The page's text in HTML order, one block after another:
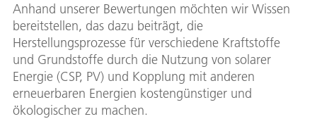
Anhand unserer Bewertungen möchten wir Wissen
bereitstellen, das dazu beiträgt, die
Herstellungsprozesse für verschiedene Kraftstoffe
und Grundstoffe durch die Nutzung von solarer
Energie (CSP, PV) und Kopplung mit anderen
erneuerbaren Energien kostengünstiger und
ökologischer zu machen.